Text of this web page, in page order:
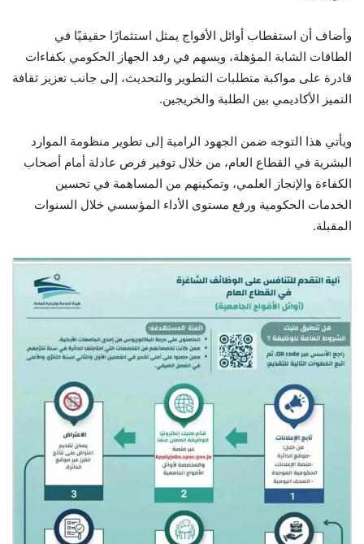
وأضاف أن استقطاب أوائل الأفواج يمثل استثمارًا حقيقيًا في
الطاقات الشابة المؤهلة، ويسهم في رفد الجهاز الحكومي بكفاءات
قادرة على مواكبة متطلبات التطوير والتحديث، إلى جانب تعزيز ثقافة
التميز الأكاديمي بين الطلبة والخريجين.
ويأتي هذا التوجه ضمن الجهود الرامية إلى تطوير منظومة الموارد
البشرية في القطاع العام، من خلال توفير فرص عادلة أمام أصحاب
الكفاءة والإنجاز العلمي، وتمكينهم من المساهمة في تحسين
الخدمات الحكومية ورفع مستوى الأداء المؤسسي خلال السنوات
المقبلة.